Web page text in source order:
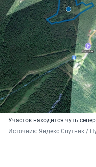
Участок находится чуть
Источник: Яндекс Спутник /